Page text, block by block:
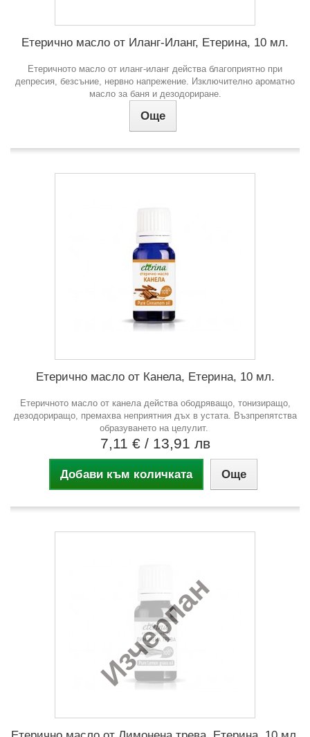
Етерично масло от Иланг-Иланг, Етерина, 10 мл.
Етеричното масло от иланг-иланг действа благоприятно при
депресия, безсъние, нервно напрежение. Изключително ароматно
масло за баня и дезодориране.
Още
Етерично масло от Канела, Етерина, 10 мл.
Етеричното масло от канела действа ободряващо, тонизиращо,
дезодориращо, премахва неприятния дъх в устата. Възпрепятства
образуването на целулит.
7,11 € / 13,91 лв
Добави към количката Още
Изчерпан